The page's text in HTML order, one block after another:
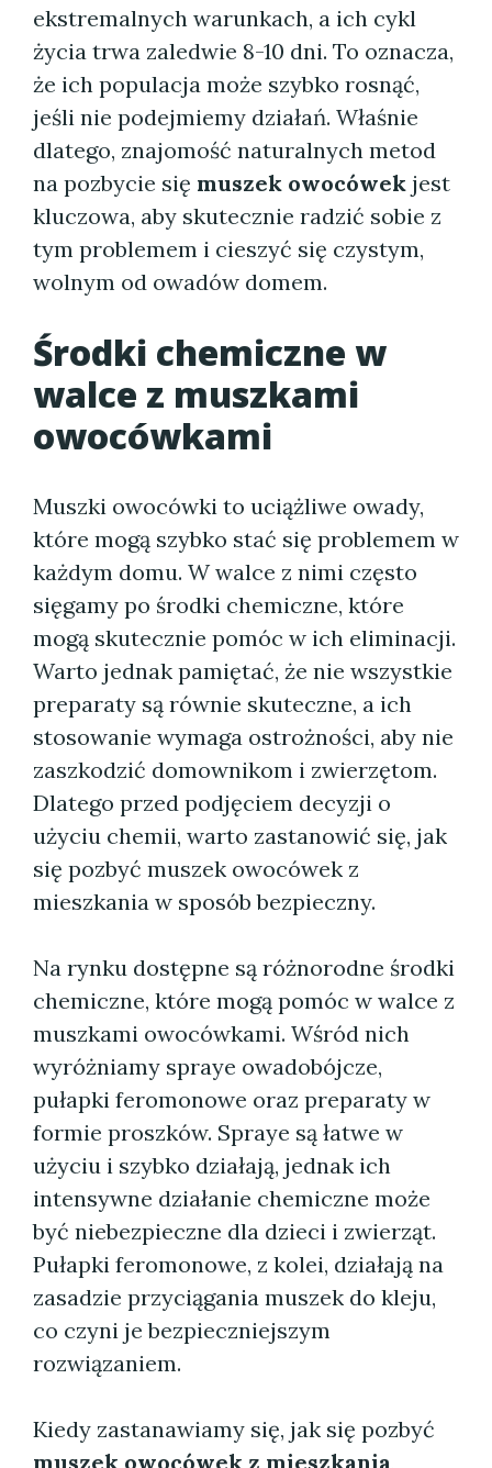
ekstremalnych warunkach, a ich cykl
życia trwa zaledwie 8-10 dni. To oznacza,
że ich populacja może szybko rosnąć,
jeśli nie podejmiemy działań. Właśnie
dlatego, znajomość naturalnych metod
na pozbycie się muszek owocówek jest
kluczowa, aby skutecznie radzić sobie z
tym problemem i cieszyć się czystym,
wolnym od owadów domem.
Środki chemiczne w
walce z muszkami
owocówkami
Muszki owocówki to uciążliwe owady,
które mogą szybko stać się problemem w
każdym domu. W walce z nimi często
sięgamy po środki chemiczne, które
mogą skutecznie pomóc w ich eliminacji.
Warto jednak pamiętać, że nie wszystkie
preparaty są równie skuteczne, a ich
stosowanie wymaga ostrożności, aby nie
zaszkodzić domownikom i zwierzętom.
Dlatego przed podjęciem decyzji o
użyciu chemii, warto zastanowić się, jak
się pozbyć muszek owocówek z
mieszkania w sposób bezpieczny.
Na rynku dostępne są różnorodne środki
chemiczne, które mogą pomóc w walce z
muszkami owocówkami. Wśród nich
wyróżniamy spraye owadobójcze,
pułapki feromonowe oraz preparaty w
formie proszków. Spraye są łatwe w
użyciu i szybko działają, jednak ich
intensywne działanie chemiczne może
być niebezpieczne dla dzieci i zwierząt.
Pułapki feromonowe, z kolei, działają na
zasadzie przyciągania muszek do kleju,
co czyni je bezpieczniejszym
rozwiązaniem.
Kiedy zastanawiamy się, jak się pozbyć
muszek owocówek z mieszkania